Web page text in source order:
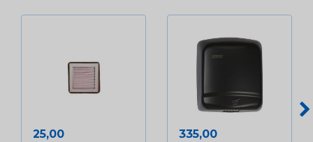
Prijs
25,00 Prijs
335,00